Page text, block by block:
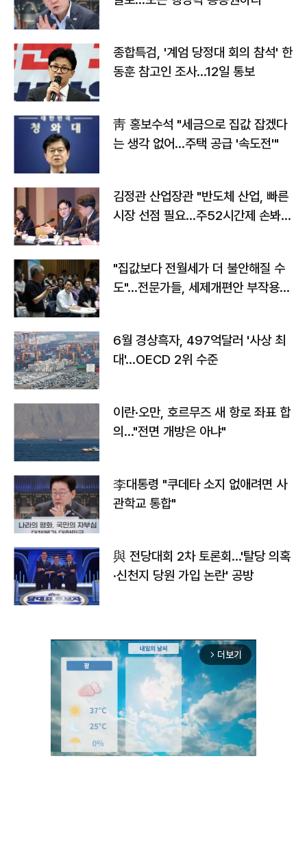
종합특검, '계엄 당정대 회의 참석' 한
동훈 참고인 조사...12일 통보
靑 홍보수석 "세금으로 집값 잡겠다
는 생각 없어…주택 공급 '속도전'"
김정관 산업장관 "반도체 산업, 빠른
시장 선점 필요…주52시간제 손봐
"집값보다 전월세가 더 불안해질 수
도"…전문가들, 세제개편안 부작용
6월 경상흑자, 497억달러 '사상 최
대'…OECD 2위 수준
이란·오만, 호르무즈 새 항로 좌표 합
의…"전면 개방은 아냐"
李대통령 "쿠데타 소지 없애려면 사
관학교 통합"
與 전당대회 2차 토론회…'탈당 의혹
·신천지 당원 가입 논란' 공방
arrow_forward_ios 더보기